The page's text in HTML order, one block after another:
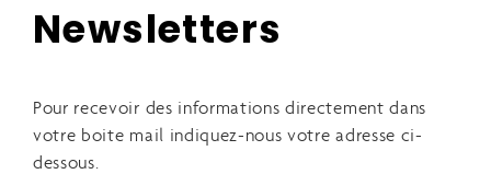
Newsletters
Pour recevoir des informations directement dans
votre boite mail indiquez-nous votre adresse ci-
dessous.